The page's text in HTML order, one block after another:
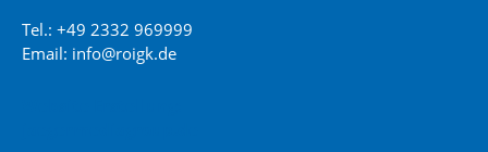
Tel.: +49 2332 969999
Email: info@roigk.de